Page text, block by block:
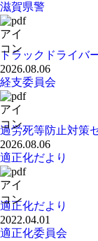
滋賀県警
トラックドライバ
2026.08.06
経支委員会
過労死等防止対策
2026.08.06
適正化だより
適正化だより
2022.04.01
適正化委員会